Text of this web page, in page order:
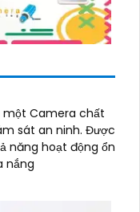
một Camera chất
an ninh. Được
năng hoạt động ổn
nắng